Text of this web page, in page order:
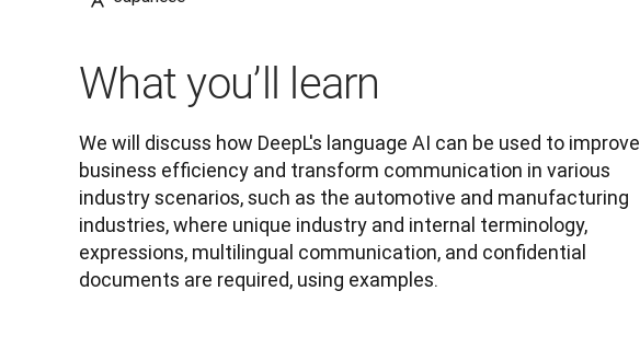
What you’ll learn
We will discuss how DeepL's language AI can be used to improve
business efficiency and transform communication in various
industry scenarios, such as the automotive and manufacturing
industries, where unique industry and internal terminology,
expressions, multilingual communication, and confidential
documents are required, using examples.